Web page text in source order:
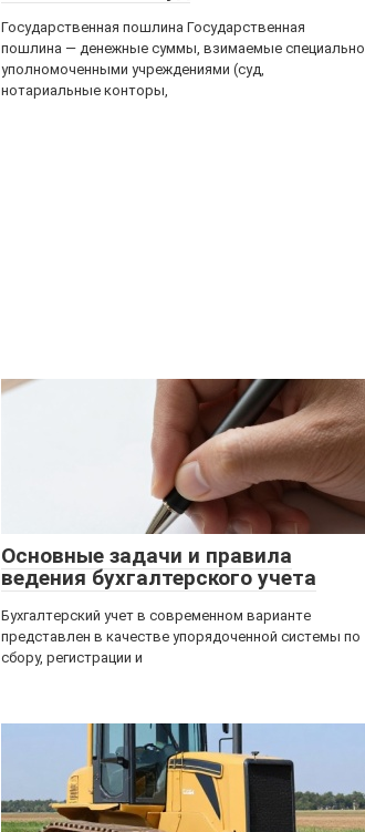
Государственная пошлина Государственная
пошлина — денежные суммы, взимаемые специально
уполномоченными учреждениями (суд,
нотариальные конторы,
Основные задачи и правила
ведения бухгалтерского учета
Бухгалтерский учет в современном варианте
представлен в качестве упорядоченной системы по
сбору, регистрации и